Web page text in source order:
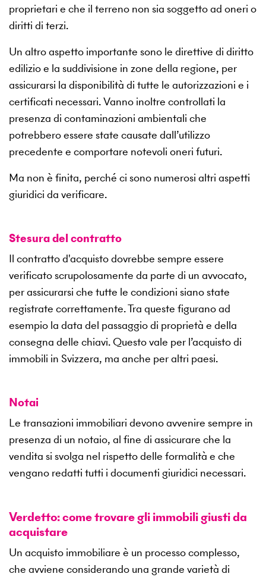
proprietari e che il terreno non sia soggetto ad oneri o
diritti di terzi.
Un altro aspetto importante sono le direttive di diritto
edilizio e la suddivisione in zone della regione, per
assicurarsi la disponibilità di tutte le autorizzazioni e i
certificati necessari. Vanno inoltre controllati la
presenza di contaminazioni ambientali che
potrebbero essere state causate dall’utilizzo
precedente e comportare notevoli oneri futuri.
Ma non è finita, perché ci sono numerosi altri aspetti
giuridici da verificare.
Stesura del contratto
Il contratto d'acquisto dovrebbe sempre essere
verificato scrupolosamente da parte di un avvocato,
per assicurarsi che tutte le condizioni siano state
registrate correttamente. Tra queste figurano ad
esempio la data del passaggio di proprietà e della
consegna delle chiavi. Questo vale per l’acquisto di
immobili in Svizzera, ma anche per altri paesi.
Notai
Le transazioni immobiliari devono avvenire sempre in
presenza di un notaio, al fine di assicurare che la
vendita si svolga nel rispetto delle formalità e che
vengano redatti tutti i documenti giuridici necessari.
Verdetto: come trovare gli immobili giusti da
acquistare
Un acquisto immobiliare è un processo complesso,
che avviene considerando una grande varietà di